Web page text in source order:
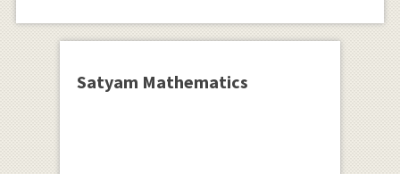
Satyam Mathematics